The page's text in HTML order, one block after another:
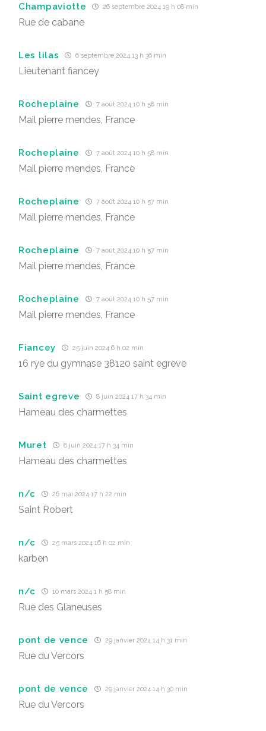
Champaviotte 26 septembre 2024 19 h 08 min
Rue de cabane
Les lilas 6 septembre 2024 13 h 36 min
Lieutenant fiancey
Rocheplaine 7 août 2024 10 h 58 min
Mail pierre mendes, France
Rocheplaine 7 août 2024 10 h 58 min
Mail pierre mendes, France
Rocheplaine 7 août 2024 10 h 57 min
Mail pierre mendes, France
Rocheplaine 7 août 2024 10 h 57 min
Mail pierre mendes, France
Rocheplaine 7 août 2024 10 h 57 min
Mail pierre mendes, France
Fiancey 25 juin 2024 6 h 02 min
16 rye du gymnase 38120 saint egreve
Saint egreve 8 juin 2024 17 h 34 min
Hameau des charmettes
Muret 8 juin 2024 17 h 34 min
Hameau des charmettes
n/c 26 mai 2024 17 h 22 min
Saint Robert
n/c 25 mars 2024 16 h 02 min
karben
n/c 10 mars 2024 1 h 58 min
Rue des Glaneuses
pont de vence 29 janvier 2024 14 h 31 min
Rue du Vercors
pont de vence 29 janvier 2024 14 h 30 min
Rue du Vercors